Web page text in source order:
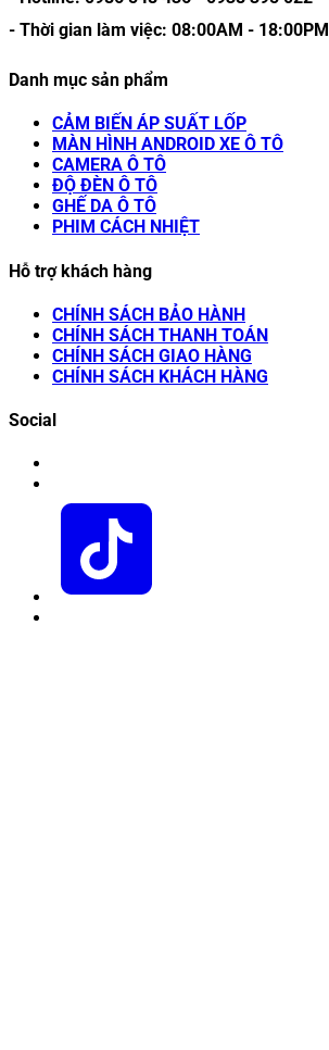
- Thời gian làm việc: 08:00AM - 18:00PM
Danh mục sản phẩm
CẢM BIẾN ÁP SUẤT LỐP
MÀN HÌNH ANDROID XE Ô TÔ
CAMERA Ô TÔ
ĐỘ ĐÈN Ô TÔ
GHẾ DA Ô TÔ
PHIM CÁCH NHIỆT
Hỗ trợ khách hàng
CHÍNH SÁCH BẢO HÀNH
CHÍNH SÁCH THANH TOÁN
CHÍNH SÁCH GIAO HÀNG
CHÍNH SÁCH KHÁCH HÀNG
Social